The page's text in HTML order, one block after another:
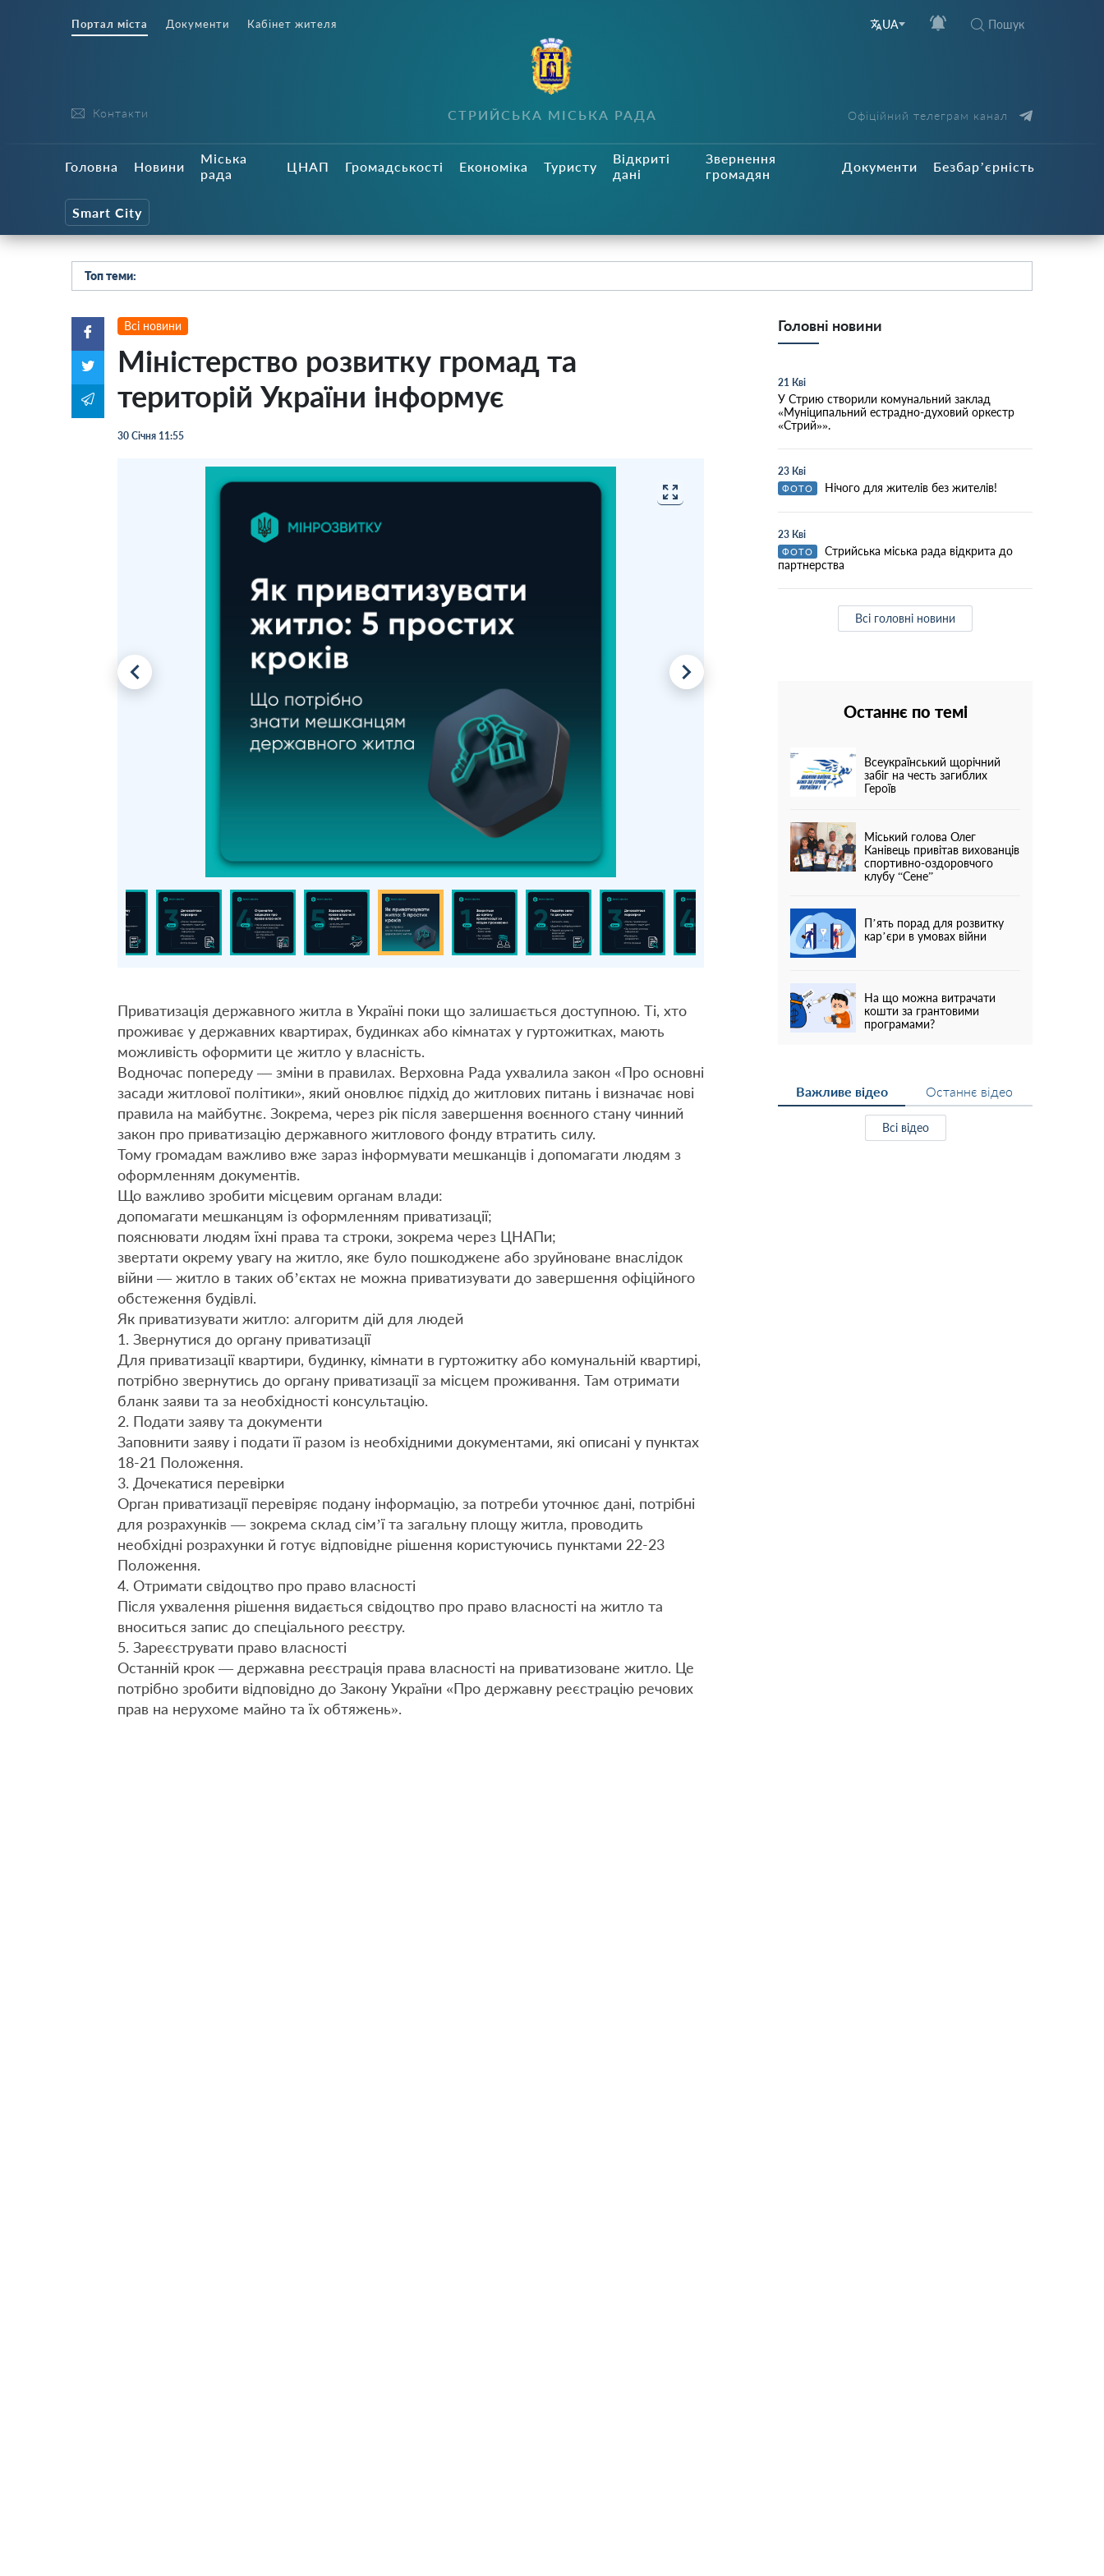
Портал міста Документи Кабінет жителя UA Пошук
Контакти СТРИЙСЬКА МІСЬКА РАДА Офіційний телеграм канал
Головна Новини
Міська
рада
ЦНАП Громадськості Економіка Туристу
Відкриті
дані
Звернення
громадян
Документи Безбар’єрність
Smart City
Топ теми:
Всі новини
Міністерство розвитку громад та
територій України інформує
30 Січня 11:55
Приватизація державного житла в Україні поки що залишається доступною. Ті, хто
проживає у державних квартирах, будинках або кімнатах у гуртожитках, мають
можливість оформити це житло у власність.
Водночас попереду — зміни в правилах. Верховна Рада ухвалила закон «Про основні
засади житлової політики», який оновлює підхід до житлових питань і визначає нові
правила на майбутнє. Зокрема, через рік після завершення воєнного стану чинний
закон про приватизацію державного житлового фонду втратить силу.
Тому громадам важливо вже зараз інформувати мешканців і допомагати людям з
оформленням документів.
Що важливо зробити місцевим органам влади:
допомагати мешканцям із оформленням приватизації;
пояснювати людям їхні права та строки, зокрема через ЦНАПи;
звертати окрему увагу на житло, яке було пошкоджене або зруйноване внаслідок
війни — житло в таких об’єктах не можна приватизувати до завершення офіційного
обстеження будівлі.
Як приватизувати житло: алгоритм дій для людей
1. Звернутися до органу приватизації
Для приватизації квартири, будинку, кімнати в гуртожитку або комунальній квартирі,
потрібно звернутись до органу приватизації за місцем проживання. Там отримати
бланк заяви та за необхідності консультацію.
2. Подати заяву та документи
Заповнити заяву і подати її разом із необхідними документами, які описані у пунктах
18-21 Положення.
3. Дочекатися перевірки
Орган приватизації перевіряє подану інформацію, за потреби уточнює дані, потрібні
для розрахунків — зокрема склад сім’ї та загальну площу житла, проводить
необхідні розрахунки й готує відповідне рішення користуючись пунктами 22-23
Положення.
4. Отримати свідоцтво про право власності
Після ухвалення рішення видається свідоцтво про право власності на житло та
вноситься запис до спеціального реєстру.
5. Зареєструвати право власності
Останній крок — державна реєстрація права власності на приватизоване житло. Це
потрібно зробити відповідно до Закону України «Про державну реєстрацію речових
прав на нерухоме майно та їх обтяжень».
Головні новини
21 Кві
У Стрию створили комунальний заклад
«Муніципальний естрадно-духовий оркестр
«Стрий»».
23 Кві
ФОТО Нічого для жителів без жителів!
23 Кві
ФОТО
Стрийська міська рада відкрита до
партнерства
Всі головні новини
Останнє по темі
Всеукраїнський щорічний
забіг на честь загиблих
Героїв
Міський голова Олег
Канівець привітав вихованців
спортивно-оздоровчого
клубу “Сене”
П’ять порад для розвитку
кар’єри в умовах війни
На що можна витрачати
кошти за грантовими
програмами?
Важливе відео Останнє відео
Всі відео